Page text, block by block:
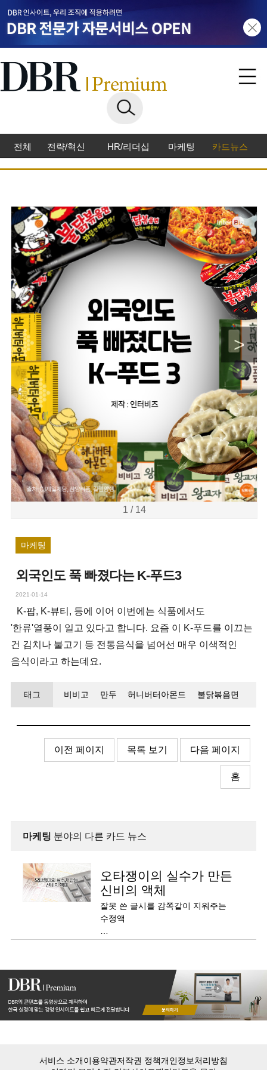
전체 전략/혁신 HR/리더십 마케팅 카드뉴스
>
1 / 14
마케팅
외국인도 푹 빠졌다는 K-푸드3
2021-01-14
K-팝, K-뷰티, 등에 이어 이번에는 식품에서도
'한류'열풍이 일고 있다고 합니다. 요즘 이 K-푸드를 이끄는
건 김치나 불고기 등 전통음식을 넘어선 매우 이색적인
음식이라고 하는데요.
태그 비비고 만두 허니버터아몬드 불닭볶음면
이전 페이지 목록 보기 다음 페이지
홈
마케팅 분야의 다른 카드 뉴스
오타쟁이의 실수가 만든
신비의 액체
잘못 쓴 글시를 감쪽같이 지워주는
수정액
서비스 소개이용약관저작권 정책개인정보처리방침